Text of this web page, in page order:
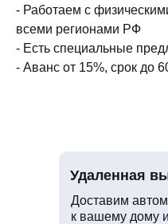
- Работаем с
всеми регионами РФ
- Есть специальные
- Аванс от 15%, срок до
Доставим
к вашему дому
Удаленная